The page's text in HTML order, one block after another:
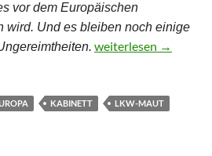
vor dem Europäischen
wird. Und es bleiben noch einige
Die Pkw-Maut und
weiterlesen →
KABINETT
LKW-MAUT